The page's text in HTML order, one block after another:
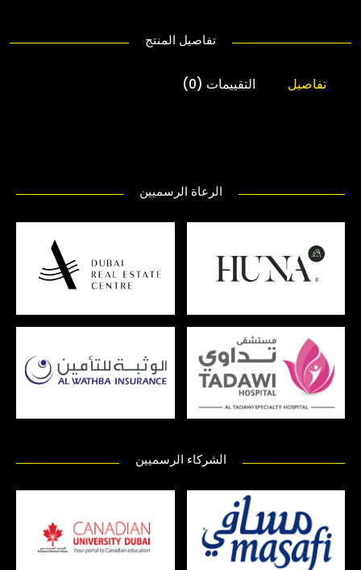
تفاصيل المنتج
تفاصيل التقييمات (0)
الرعاة الرسميين
الشركاء الرسميين